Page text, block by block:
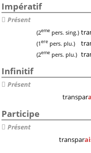
Impératif
Présent
(2eme pers. sing.)
(1ere pers. plu.)
(2eme pers. plu.)
Infinitif
Présent
transpar
Participe
Présent
transpar